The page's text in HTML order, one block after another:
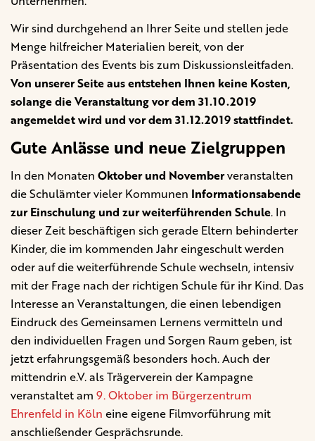
Wir sind durchgehend an Ihrer Seite und stellen jede
Menge hilfreicher Materialien bereit, von der
Präsentation des Events bis zum Diskussionsleitfaden.
Von unserer Seite aus entstehen Ihnen keine Kosten,
solange die Veranstaltung vor dem 31.10.2019
angemeldet wird und vor dem 31.12.2019 stattfindet.
Gute Anlässe und neue Zielgruppen
In den Monaten Oktober und Novemberveranstalten
die Schulämter vieler Kommunen Informationsabende
zur Einschulung und zur weiterführenden Schule. In
dieser Zeit beschäftigen sich gerade Eltern behinderter
Kinder, die im kommenden Jahr eingeschult werden
oder auf die weiterführende Schule wechseln, intensiv
mit der Frage nach der richtigen Schule für ihr Kind. Das
Interesse an Veranstaltungen, die einen lebendigen
Eindruck des Gemeinsamen Lernens vermitteln und
den individuellen Fragen und Sorgen Raum geben, ist
jetzt erfahrungsgemäß besonders hoch. Auch der
mittendrin e.V. als Trägerverein der Kampagne
veranstaltet am 9. Oktober im Bürgerzentrum
Ehrenfeld in Köln eine eigene Filmvorführung mit
anschließender Gesprächsrunde.